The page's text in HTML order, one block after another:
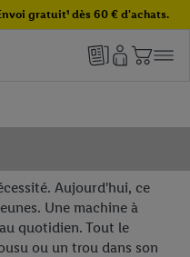
gratuit¹ dès 60 € d'achats.
Aujourd'hui, ce
Une machine à
quotidien. Tout le
ou un trou dans son